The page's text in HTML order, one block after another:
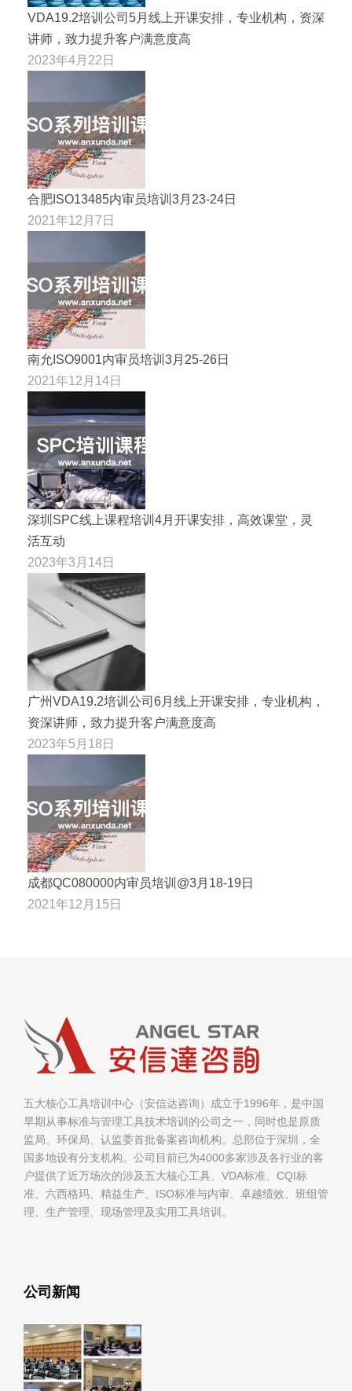
VDA19.2培训公司5月线上开课安排，专业机构，资深
讲师，致力提升客户满意度高
2023年4月22日
合肥ISO13485内审员培训3月23-24日
2021年12月7日
南允ISO9001内审员培训3月25-26日
2021年12月14日
深圳SPC线上课程培训4月开课安排，高效课堂，灵
活互动
2023年3月14日
广州VDA19.2培训公司6月线上开课安排，专业机构，
资深讲师，致力提升客户满意度高
2023年5月18日
成都QC080000内审员培训@3月18-19日
2021年12月15日
五大核心工具培训中心（安信达咨询）成立于1996年，是中国
早期从事标准与管理工具技术培训的公司之一，同时也是原质
监局、环保局、认监委首批备案咨询机构。总部位于深圳，全
国多地设有分支机构。公司目前已为4000多家涉及各行业的客
户提供了近万场次的涉及五大核心工具、VDA标准、CQI标
准、六西格玛、精益生产、ISO标准与内审、卓越绩效、班组管
理、生产管理、现场管理及实用工具培训。
公司新闻